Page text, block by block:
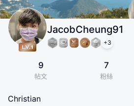
JacobCheung91
+3
9
帖文
7
粉絲
Christian